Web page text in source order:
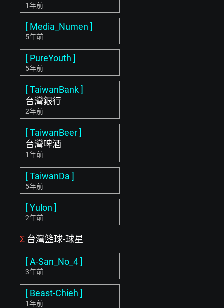
1年前
[ Media_Numen ]
5年前
[ PureYouth ]
5年前
[ TaiwanBank ]
台灣銀行
2年前
[ TaiwanBeer ]
台灣啤酒
1年前
[ TaiwanDa ]
5年前
[ Yulon ]
2年前
Σ 台灣籃球-球星
[ A-San_No_4 ]
3年前
[ Beast-Chieh ]
1年前